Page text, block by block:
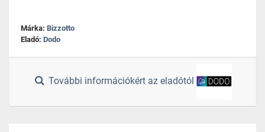
Márka: Bizzotto
Eladó: Dodo
További információkért az eladótól